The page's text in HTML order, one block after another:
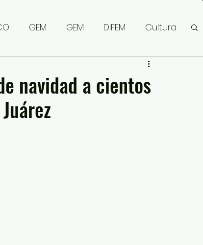
GEM GEM DIFEM Cultura
2023
Ciudadana
navidad a cientos